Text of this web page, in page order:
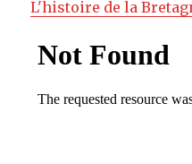
L'histoire de la